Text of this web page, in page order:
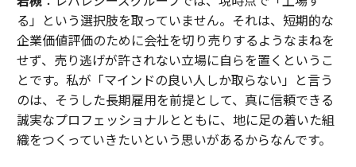
る」という選択肢を取っていません。それは、短期的な
企業価値評価のために会社を切り売りするようなまねを
せず、売り逃げが許されない立場に自らを置くというこ
とです。私が「マインドの良い人しか取らない」と言う
のは、そうした長期雇用を前提として、真に信頼できる
誠実なプロフェッショナルとともに、地に足の着いた組
織をつくっていきたいという思いがあるからなんです。